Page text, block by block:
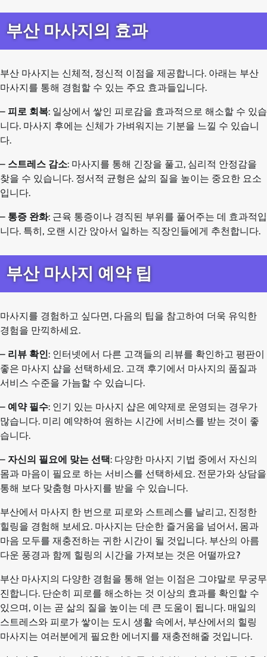
부산 마사지의 효과
부산 마사지는 신체적, 정신적 이점을 제공합니다. 아래는 부산
마사지를 통해 경험할 수 있는 주요 효과들입니다.
– 피로 회복: 일상에서 쌓인 피로감을 효과적으로 해소할 수 있습
니다. 마사지 후에는 신체가 가벼워지는 기분을 느낄 수 있습니
다.
– 스트레스 감소: 마사지를 통해 긴장을 풀고, 심리적 안정감을
찾을 수 있습니다. 정서적 균형은 삶의 질을 높이는 중요한 요소
입니다.
– 통증 완화: 근육 통증이나 경직된 부위를 풀어주는 데 효과적입
니다. 특히, 오랜 시간 앉아서 일하는 직장인들에게 추천합니다.
부산 마사지 예약 팁
마사지를 경험하고 싶다면, 다음의 팁을 참고하여 더욱 유익한
경험을 만끽하세요.
– 리뷰 확인: 인터넷에서 다른 고객들의 리뷰를 확인하고 평판이
좋은 마사지 샵을 선택하세요. 고객 후기에서 마사지의 품질과
서비스 수준을 가늠할 수 있습니다.
– 예약 필수: 인기 있는 마사지 샵은 예약제로 운영되는 경우가
많습니다. 미리 예약하여 원하는 시간에 서비스를 받는 것이 좋
습니다.
– 자신의 필요에 맞는 선택: 다양한 마사지 기법 중에서 자신의
몸과 마음이 필요로 하는 서비스를 선택하세요. 전문가와 상담을
통해 보다 맞춤형 마사지를 받을 수 있습니다.
부산에서 마사지 한 번으로 피로와 스트레스를 날리고, 진정한
힐링을 경험해 보세요. 마사지는 단순한 즐거움을 넘어서, 몸과
마음 모두를 재충전하는 귀한 시간이 될 것입니다. 부산의 아름
다운 풍경과 함께 힐링의 시간을 가져보는 것은 어떨까요?
부산 마사지의 다양한 경험을 통해 얻는 이점은 그야말로 무궁무
진합니다. 단순히 피로를 해소하는 것 이상의 효과를 확인할 수
있으며, 이는 곧 삶의 질을 높이는 데 큰 도움이 됩니다. 매일의
스트레스와 피로가 쌓이는 도시 생활 속에서, 부산에서의 힐링
마사지는 여러분에게 필요한 에너지를 재충전해줄 것입니다.